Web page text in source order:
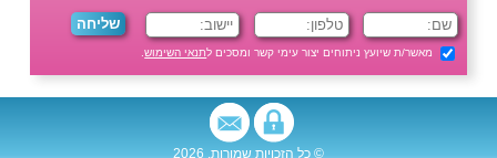
מאשר/ת שיועץ ניתוחים יצור עימי קשר ומסכים לתנאי השימוש.
© כל הזכויות שמורות, 2026